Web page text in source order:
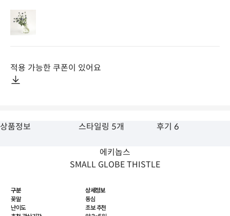
적용 가능한 쿠폰이 있어요
상품정보 스타일링 5개 후기 6
에키놉스
SMALL GLOBE THISTLE
구분
상세정보
꽃말
동심
난이도
초보 추천